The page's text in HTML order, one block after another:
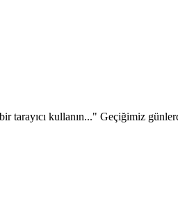
tarayıcı kullanın..." Geçiğimiz